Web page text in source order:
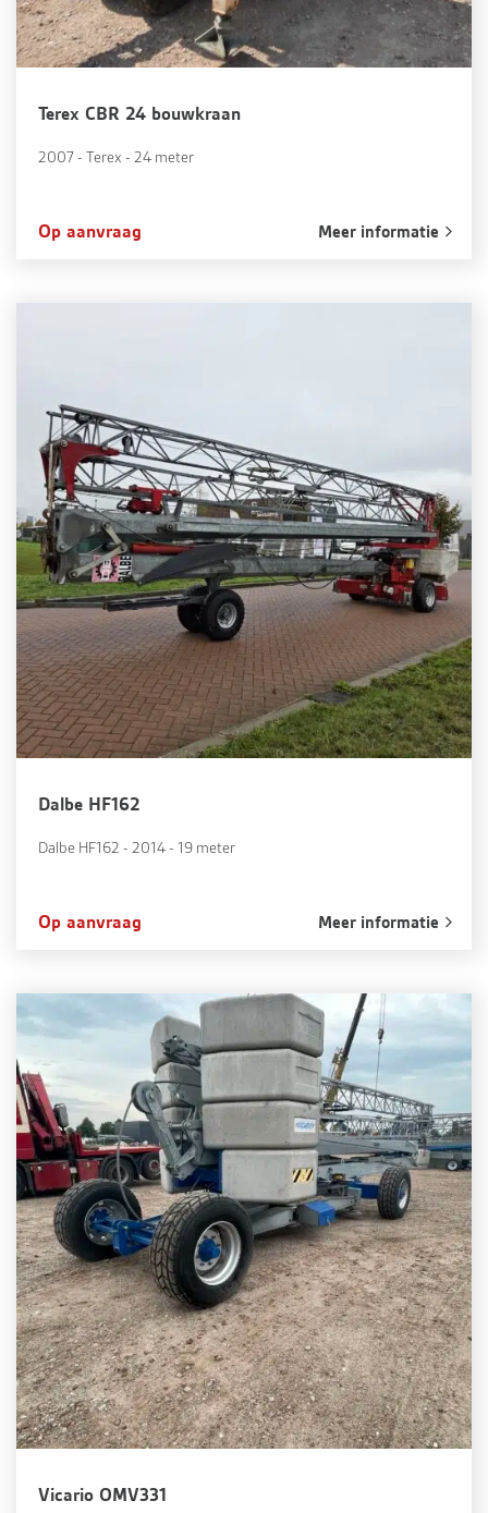
Terex CBR 24 bouwkraan
2007 - Terex - 24 meter
Op aanvraag Meer informatie
Dalbe HF162
Dalbe HF162 - 2014 - 19 meter
Op aanvraag Meer informatie
Vicario OMV331